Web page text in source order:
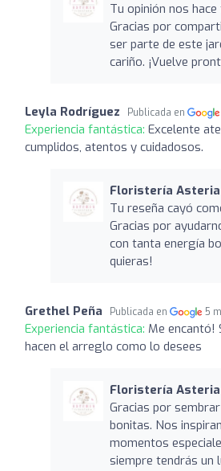
Tu opinión nos
Gracias por
ser parte de este
cariño. ¡Vuelve
Leyla Rodríguez Publicada en
Experiencia fantástica: Excelente
cumplidos, atentos y cuidadosos.
Floristería Asteria
Tu reseña cayó
Gracias por
con tanta energía
quieras!
Grethel Peña Publicada en 5
Experiencia fantástica: Me encantó!
hacen el arreglo como lo desees
Floristería Asteria
Gracias por
bonitas. Nos
momentos
siempre tendrás un